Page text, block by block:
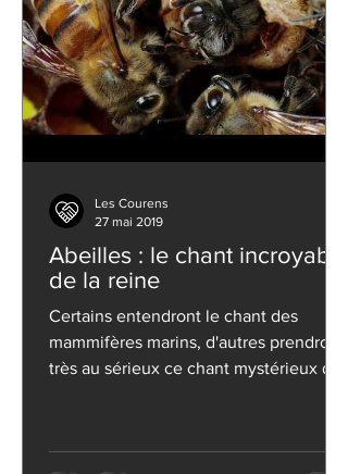
Abeilles : le chant incroyable
de la reine
Certains entendront le chant des
mammifères marins, d'autres prendront
très au sérieux ce chant mystérieux que
Les Courens
27 mai 2019